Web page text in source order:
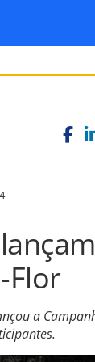
Flor
a